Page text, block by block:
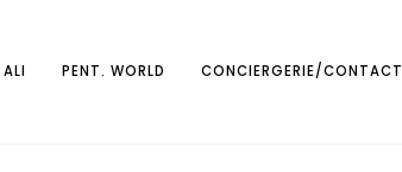
PENT. WORLD CONCIERGERIE/CONTACT